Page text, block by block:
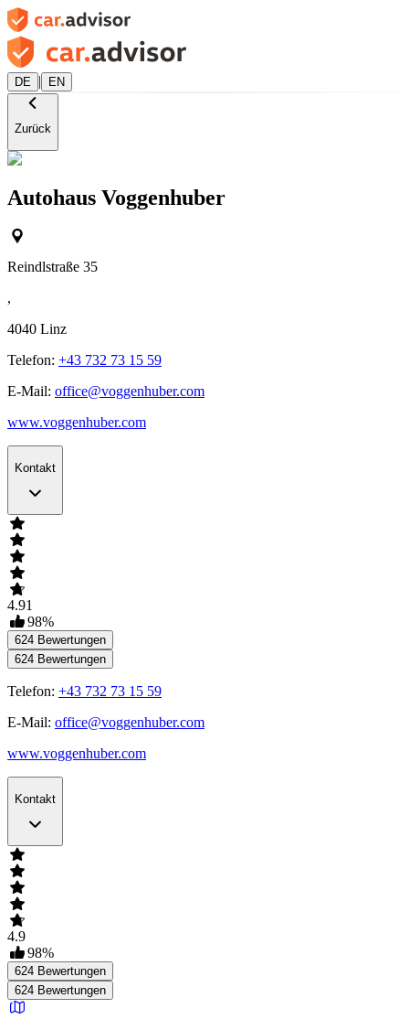
DE | EN
Zurück
Autohaus Voggenhuber
Reindlstraße 35
,
4040 Linz
Telefon: +43 732 73 15 59
E-Mail: office@voggenhuber.com
www.voggenhuber.com
Kontakt
4.91
98%
624 Bewertungen
624 Bewertungen
Telefon: +43 732 73 15 59
E-Mail: office@voggenhuber.com
www.voggenhuber.com
Kontakt
4.9
98%
624 Bewertungen
624 Bewertungen